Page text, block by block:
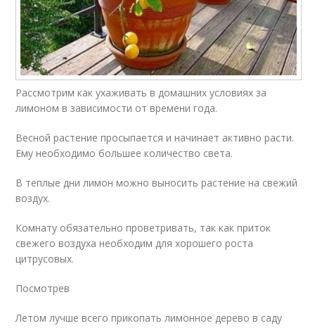
Рассмотрим как ухаживать в домашних условиях за
лимоном в зависимости от времени года.
Весной растение просыпается и начинает активно расти.
Ему необходимо большее количество света.
В теплые дни лимон можно выносить растение на свежий
воздух.
Комнату обязательно проветривать, так как приток
свежего воздуха необходим для хорошего роста
цитрусовых.
Посмотрев
Летом лучше всего прикопать лимонное дерево в саду